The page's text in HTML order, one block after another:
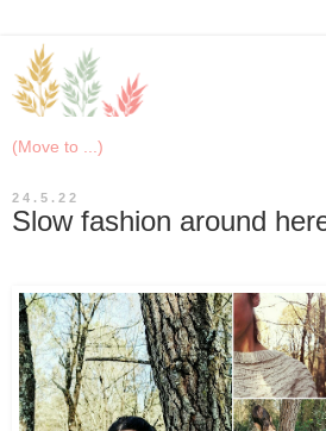
24.5.22
Slow fashion around